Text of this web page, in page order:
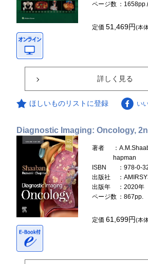
ページ数 ：
定価51,469円(本
詳しく見る
ほしいものリストに登録 い
Diagnostic Imaging: Oncology,
著者
：
hapman
ISBN
：978-0-
出版社
：
出版年
：2020年
ページ数 ：867pp.
定価61,699円(本